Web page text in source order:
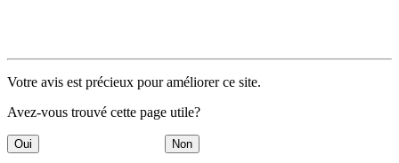
Votre avis est précieux pour améliorer ce site.
Avez-vous trouvé cette page utile?